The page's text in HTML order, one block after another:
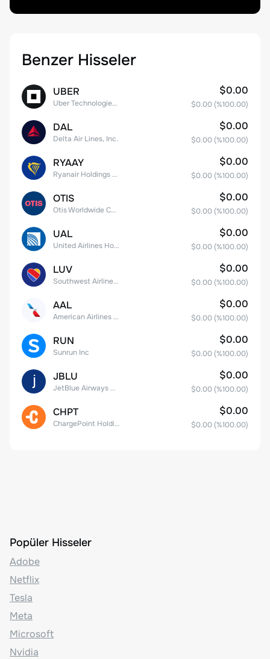
Benzer Hisseler
UBER
Uber Technologies, Inc.
$0.00
$0.00 (%100.00)
DAL
Delta Air Lines, Inc.
$0.00
$0.00 (%100.00)
RYAAY
Ryanair Holdings plc American Depositary Shares
$0.00
$0.00 (%100.00)
OTIS
Otis Worldwide Corporation
$0.00
$0.00 (%100.00)
UAL
United Airlines Holdings, Inc. Common Stock
$0.00
$0.00 (%100.00)
LUV
Southwest Airlines Co.
$0.00
$0.00 (%100.00)
AAL
American Airlines Group Inc.
$0.00
$0.00 (%100.00)
RUN
Sunrun Inc
$0.00
$0.00 (%100.00)
JBLU
JetBlue Airways Corp
$0.00
$0.00 (%100.00)
CHPT
ChargePoint Holdings, Inc.
$0.00
$0.00 (%100.00)
Popüler Hisseler
Adobe
Netflix
Tesla
Meta
Microsoft
Nvidia